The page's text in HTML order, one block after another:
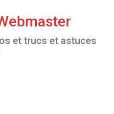
et trucs et astuces